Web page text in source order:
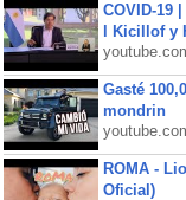
COVID-19
l Kicillof y
Gasté
mondrin
ROMA -
Oficial)